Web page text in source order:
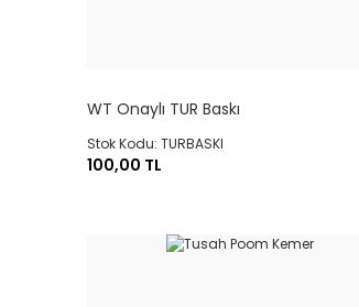
WT Onaylı TUR Baskı
Stok Kodu: TURBASKI
100,00 TL